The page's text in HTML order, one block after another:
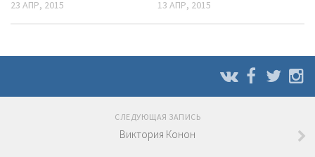
23 АПР, 2015 13 АПР, 2015
СЛЕДУЮЩАЯ ЗАПИСЬ
Виктория Конон